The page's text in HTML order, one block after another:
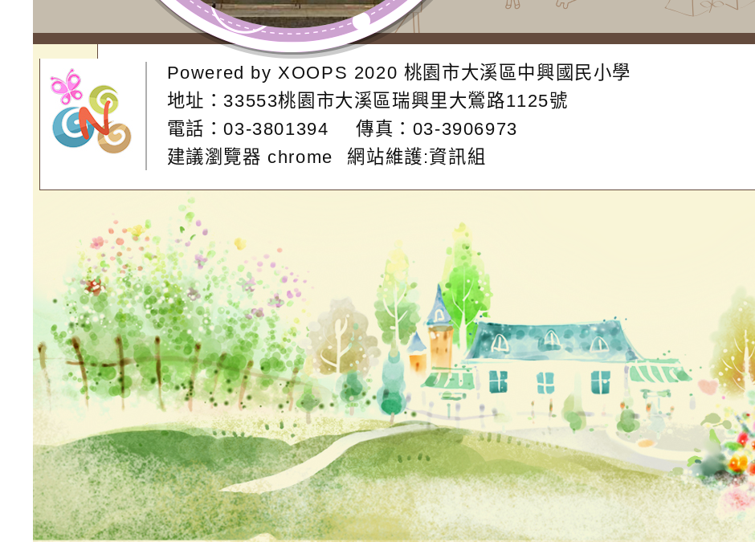
Powered byXOOPS 2020 桃園市大溪區中興國民小學
地址： 33553桃園市大溪區瑞興里大鶯路1125號
電話：03-3801394
傳真：03-3906973
建議瀏覽器 chrome
網站維護:資訊組